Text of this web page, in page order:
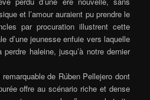
et l’amour auraient pu prendre le
par procuration illustrent cette
d’une jeunesse enfuie vers laquelle
haleine, jusqu’à notre dernier
de Rúben Pellejero dont
offre au scénario riche et dense